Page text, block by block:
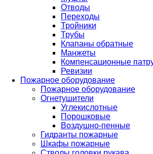
Отводы
Переходы
Тройники
Трубы
Клапаны обратные
Манжеты
Компенсационные
Ревизии
Пожарное оборудование
Пожарное оборудование
Огнетушители
Углекислотные
Порошковые
Воздушно-пенные
Гидранты пожарные
Шкафы пожарные